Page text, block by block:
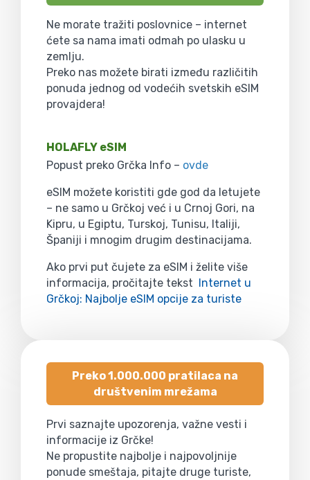
Ne morate tražiti poslovnice – internet
ćete sa nama imati odmah po ulasku u
zemlju.
Preko nas možete birati između različitih
ponuda jednog od vodećih svetskih eSIM
provajdera!
HOLAFLY eSIM
Popust preko Grčka Info – ovde
eSIM možete koristiti gde god da letujete
– ne samo u Grčkoj već i u Crnoj Gori, na
Kipru, u Egiptu, Turskoj, Tunisu, Italiji,
Španiji i mnogim drugim destinacijama.
Ako prvi put čujete za eSIM i želite više
informacija, pročitajte tekst Internet u
Grčkoj: Najbolje eSIM opcije za turiste
Preko 1.000.000 pratilaca na
društvenim mrežama
Prvi saznajte upozorenja, važne vesti i
informacije iz Grčke!
Ne propustite najbolje i najpovoljnije
ponude smeštaja, pitajte druge turiste,